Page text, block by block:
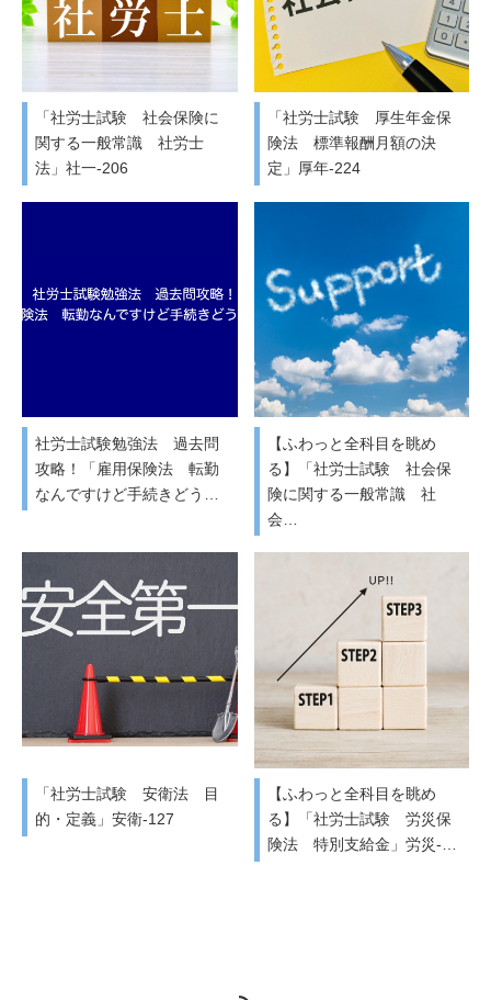
「社労士試験 社会保険に
関する一般常識 社労士
法」社一-206
「社労士試験 厚生年金保
険法 標準報酬月額の決
定」厚年-224
社労士試験勉強法 過去問
攻略！「雇用保険法 転勤
なんですけど手続きどう…
【ふわっと全科目を眺め
る】「社労士試験 社会保
険に関する一般常識 社
会…
「社労士試験 安衛法 目
的・定義」安衛-127
【ふわっと全科目を眺め
る】「社労士試験 労災保
険法 特別支給金」労災-…